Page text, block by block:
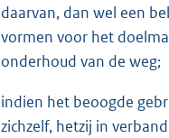
daarvan, dan wel een
vormen voor het
onderhoud van de weg;
indien het beoogde
zichzelf, hetzij in